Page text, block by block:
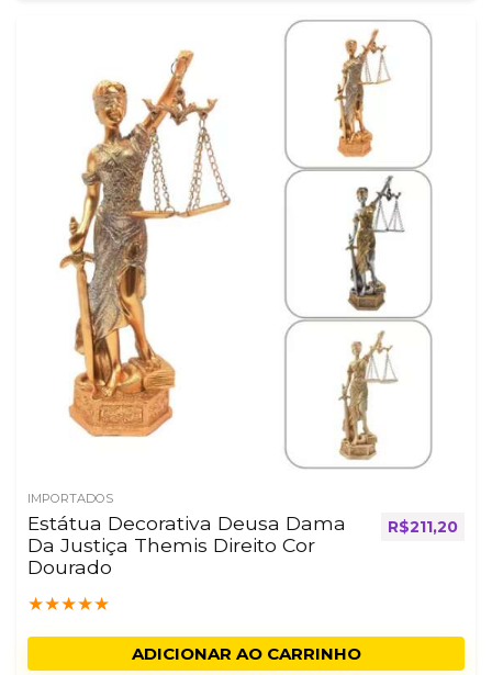
IMPORTADOS
Estátua Decorativa Deusa Dama
Da Justiça Themis Direito Cor
Dourado
★★★★★
R$211,20
ADICIONAR AO CARRINHO